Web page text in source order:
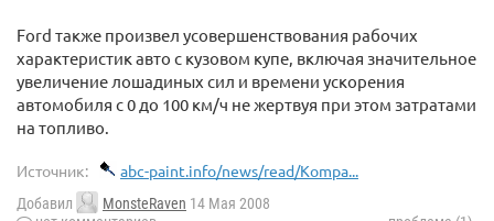
Ford также произвел усовершенствования рабочих
характеристик авто с кузовом купе, включая значительное
увеличение лошадиных сил и времени ускорения
автомобиля с 0 до 100 км/ч не жертвуя при этом затратами
на топливо.
Источник: abc-paint.info/news/read/Kompa...
Добавил MonsteRaven 14 Мая 2008